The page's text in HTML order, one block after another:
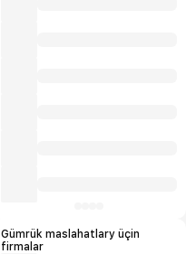
Gümrük maslahatlary üçin
firmalar